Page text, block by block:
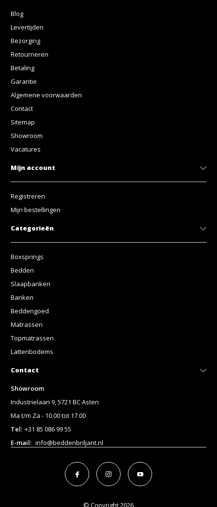
Blog
Levertijden
Bezorging
Retourneren
Betaling
Garantie
Algemene voorwaarden
Contact
Sitemap
Showroom
Vacatures
Mijn account
Registreren
Mijn bestellingen
Categorieën
Boxsprings
Bedden
Slaapbanken
Banken
Beddengoed
Matrassen
Topmatrassen
Lattenbodems
Contact
Showroom
Industrielaan 9, 5721 BC Asten
Ma t/m Za - 10.00 tot 17.00
Tel: +31 85 086 99 55
E-mail: info@beddenbriljant.nl